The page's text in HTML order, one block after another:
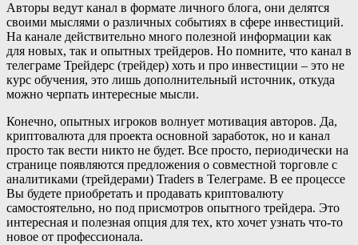
Авторы ведут канал в формате личного блога, они делятся
своими мыслями о различных событиях в сфере инвестиций.
На канале действительно много полезной информации как
для новых, так и опытных трейдеров. Но помните, что канал в
телеграме Трейдерс (трейдер) хоть и про инвестиции – это не
курс обучения, это лишь дополнительный источник, откуда
можно черпать интересные мысли.
Конечно, опытных игроков волнует мотивация авторов. Да,
криптовалюта для проекта основной заработок, но и канал
просто так вести никто не будет. Все просто, периодически на
странице появляются предложения о совместной торговле с
аналитиками (трейдерами) Traders в Телеграме. В ее процессе
Вы будете приобретать и продавать криптовалюту
самостоятельно, но под присмотров опытного трейдера. Это
интересная и полезная опция для тех, кто хочет узнать что-то
новое от профессионала.